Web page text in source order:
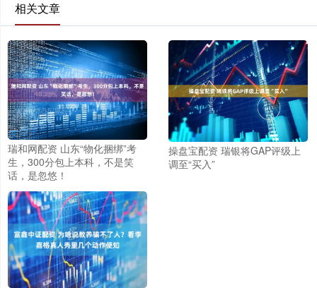
相关文章
瑞和网配资 山东“物化捆绑”考
生，300分包上本科，不是笑
话，是忽悠！
操盘宝配资 瑞银将GAP评级上
调至“买入”